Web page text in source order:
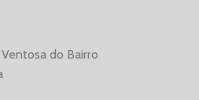
do Bairro